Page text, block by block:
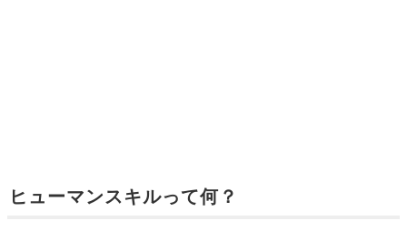
ヒューマンスキルって何？